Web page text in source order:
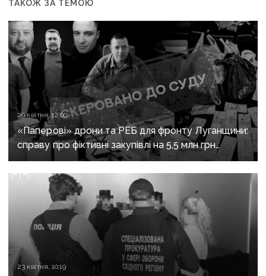
ТАКОЖ ЗА ТЕМОЮ
29 квітня, 12:00
«Паперові» дрони та РЕБ для фронту Луганщини:
справу про фіктивні закупівлі на 5,5 млн грн
скерували до суду
23 квітня, 10:19